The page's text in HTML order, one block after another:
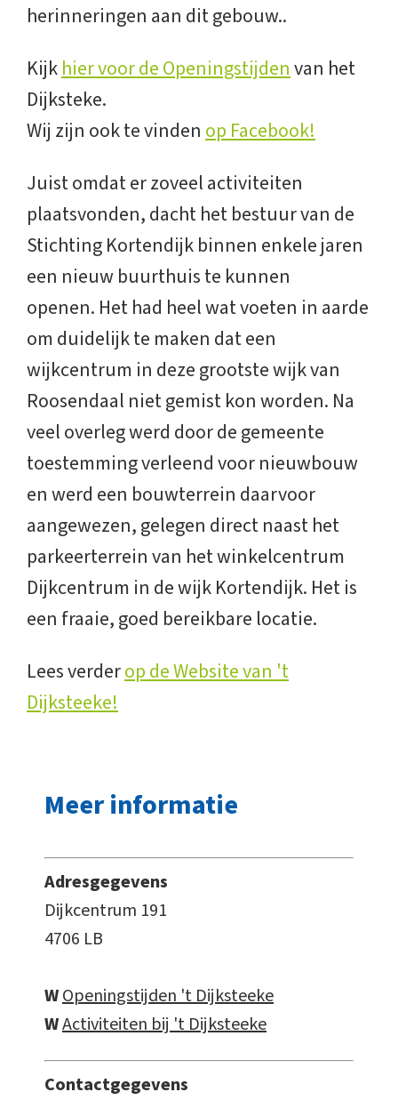
herinneringen aan dit gebouw..
Kijkhier voor de Openingstijdenvan het
Dijksteke.
Wij zijn ook te vinden op Facebook!
Juist omdat er zoveel activiteiten
plaatsvonden, dacht het bestuur van de
Stichting Kortendijk binnen enkele jaren
een nieuw buurthuis te kunnen
openen. Het had heel wat voeten in aarde
om duidelijk te maken dat een
wijkcentrum in deze grootste wijk van
Roosendaal niet gemist kon worden. Na
veel overleg werd door de gemeente
toestemming verleend voor nieuwbouw
en werd een bouwterrein daarvoor
aangewezen, gelegen direct naast het
parkeerterrein van het winkelcentrum
Dijkcentrum in de wijk Kortendijk. Het is
een fraaie, goed bereikbare locatie.
Lees verderop de Website van 't
Dijksteeke!
Meer informatie
Adresgegevens
Dijkcentrum 191
4706 LB
WOpeningstijden 't Dijksteeke
WActiviteiten bij 't Dijksteeke
Contactgegevens